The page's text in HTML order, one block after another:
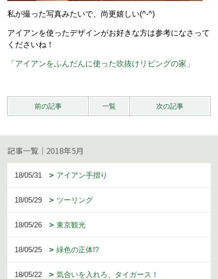
私が撮った写真みたいで、尚更嬉しい(^-^)
アイアンを使ったデザインがお好きな方は参考になさって
くださいね！
「アイアンをふんだんに使った吹抜けリビングの家」
前の記事 一覧 次の記事
記事一覧｜2018年5月
18/05/31 アイアン手摺り
18/05/29 ツーリング
18/05/26 東京観光
18/05/25 緑色の正体!?
18/05/22 気合いを入れろ、タイガース！